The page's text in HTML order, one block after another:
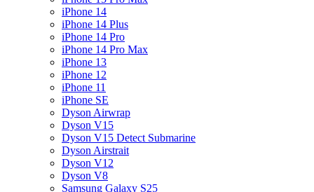
iPhone 14
iPhone 14 Plus
iPhone 14 Pro
iPhone 14 Pro Max
iPhone 13
iPhone 12
iPhone 11
iPhone SE
Dyson Airwrap
Dyson V15
Dyson V15 Detect Submarine
Dyson Airstrait
Dyson V12
Dyson V8
Samsung Galaxy S25